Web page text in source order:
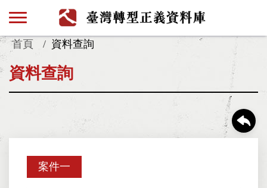
首頁 資料查詢
資料查詢
案件一